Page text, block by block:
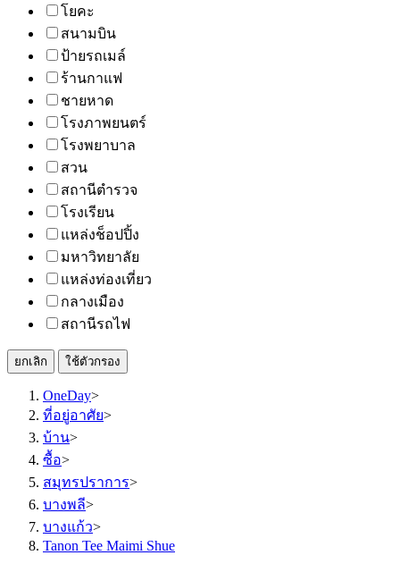
โยคะ
สนามบิน
ป้ายรถเมล์
ร้านกาแฟ
ชายหาด
โรงภาพยนตร์
โรงพยาบาล
สวน
สถานีตำรวจ
โรงเรียน
แหล่งช็อปปิ้ง
มหาวิทยาลัย
แหล่งท่องเที่ยว
กลางเมือง
สถานีรถไฟ
ยกเลิก ใช้ตัวกรอง
OneDay>
ที่อยู่อาศัย>
บ้าน>
ซื้อ>
สมุทรปราการ>
บางพลี>
บางแก้ว>
Tanon Tee Maimi Shue